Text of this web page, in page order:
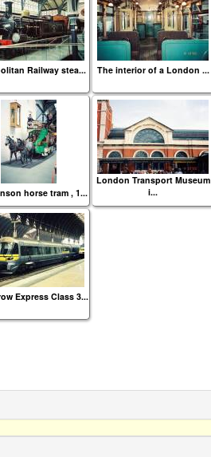
Railway stea... The interior of a London ...
horse tram , 1...
London Transport Museum
i...
Express Class 3...